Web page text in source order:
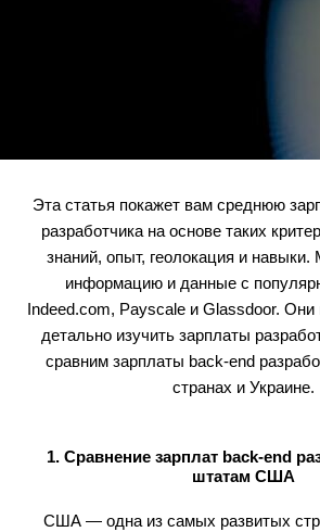
Эта статья покажет вам среднюю
разработчика на основе таких
знаний, опыт, геолокация и
информацию и данные с
Indeed.com, Payscale и Glassdoor. Они
детально изучить зарплаты
сравним зарплаты back-end
странах и Украине.
1. Сравнение зарплат back-end
штатам США
США — одна из самых развитых